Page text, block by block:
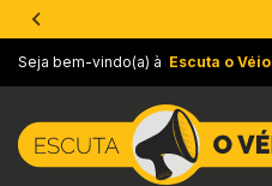
Seja bem-vindo(a) à Escuta o Véio